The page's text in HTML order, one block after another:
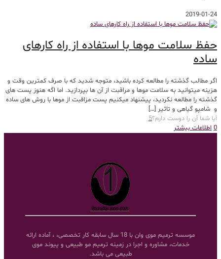
2019-01-24
حفظ سلامت موها با استفاده از راه کارهای
ساده
اگر مطالب گذشته را مطالعه کرده باشید، متوجه شدید که با صرف کمترین وقت و
هزینه میتوانید به سلامت موها و مراقبت از آن ها بپردازید. اما اگه هنوز پست های
گذشته را مطالعه نکردید، پیشنهاد میکنیم پست مزاقبت از موها با روش های ساده
و شامپو گیاهی و تاثیر […]
آیا شما آن را دوست دارم؟5
0 اطلاعات بیشتر
موسسه ترمیم موی وان با 18 سال سابقه کار تخصصی، ، آماده ارائه
خدمات، مشاوره و اجرا در زمینه ترمیم مو طبیعی و پیوند موی
طبیعی می باشد.